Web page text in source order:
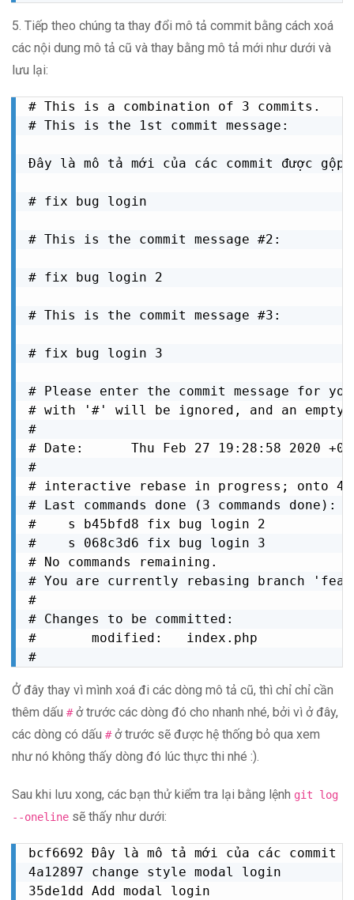
5. Tiếp theo chúng ta thay đổi mô tả commit bằng cách xoá
các nội dung mô tả cũ và thay bằng mô tả mới như dưới và
lưu lại:
# This is a combination of 3 commits.
# This is the 1st commit message:
Đây là mô tả mới của các commit được
# fix bug login
# This is the commit message #2:
# fix bug login 2
# This is the commit message #3:
# fix bug login 3
# Please enter the commit message for
# with '#' will be ignored, and an empty
#
# Date:      Thu Feb 27 19:28:58 2020
#
# interactive rebase in progress; onto
# Last commands done (3 commands done):
#    s b45bfd8 fix bug login 2
#    s 068c3d6 fix bug login 3
# No commands remaining.
# You are currently rebasing branch
#
# Changes to be committed:
#       modified:   index.php
#
Ở đây thay vì mình xoá đi các dòng mô tả cũ, thì chỉ chỉ cần
thêm dấu #ở trước các dòng đó cho nhanh nhé, bởi vì ở đây,
các dòng có dấu #ở trước sẽ được hệ thống bỏ qua xem
như nó không thấy dòng đó lúc thực thi nhé :).
Sau khi lưu xong, các bạn thử kiểm tra lại bằng lệnh git log
--oneline sẽ thấy như dưới:
bcf6692 Đây là mô tả mới của các commit
4a12897 change style modal login
35de1dd Add modal login